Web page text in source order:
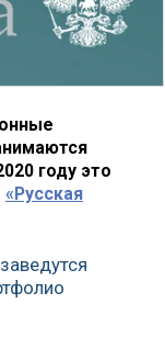
году это
«Русская